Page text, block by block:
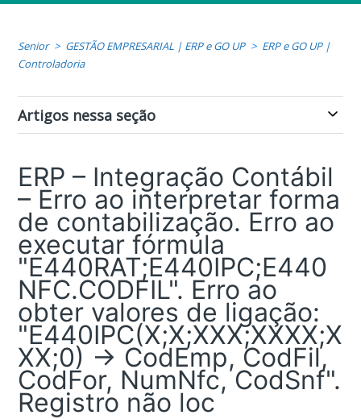
Senior GESTÃO EMPRESARIAL | ERP e GO UP
ERP e GO UP |
Controladoria
Artigos nessa seção
ERP – Integração Contábil
– Erro ao interpretar forma
de contabilização. Erro ao
executar fórmula
"E440RAT;E440IPC;E440
NFC.CODFIL". Erro ao
obter valores de ligação:
"E440IPC(X;X;XXX;XXXX;X
XX;0) -> CodEmp, CodFil,
CodFor, NumNfc, CodSnf".
Registro não loc